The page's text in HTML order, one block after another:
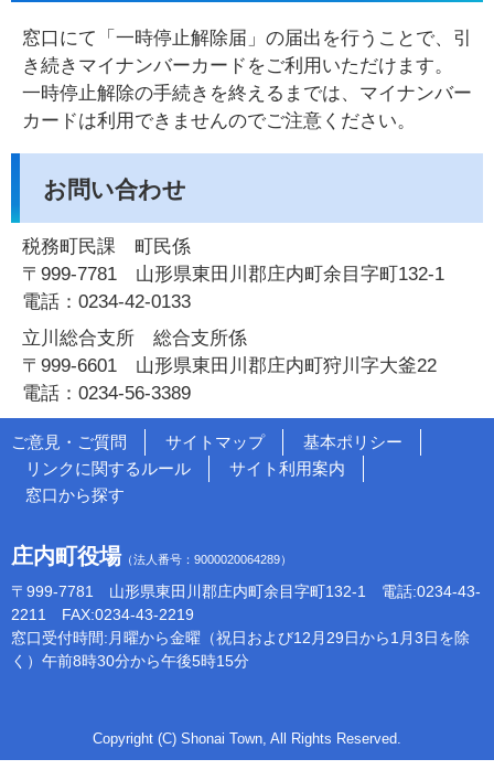
窓口にて「一時停止解除届」の届出を行うことで、引
き続きマイナンバーカードをご利用いただけます。
一時停止解除の手続きを終えるまでは、マイナンバー
カードは利用できませんのでご注意ください。
お問い合わせ
税務町民課 町民係
〒999-7781 山形県東田川郡庄内町余目字町132-1
電話：0234-42-0133
立川総合支所 総合支所係
〒999-6601 山形県東田川郡庄内町狩川字大釜22
電話：0234-56-3389
ご意見・ご質問 サイトマップ
基本ポリシー
リンクに関するルール
サイト利用案内
窓口から探す
庄内町役場（法人番号：9000020064289）
〒999-7781 山形県東田川郡庄内町余目字町132-1 電話:0234-43-
2211 FAX:0234-43-2219
窓口受付時間:月曜から金曜（祝日および12月29日から1月3日を除
く）午前8時30分から午後5時15分
Copyright (C) Shonai Town, All Rights Reserved.